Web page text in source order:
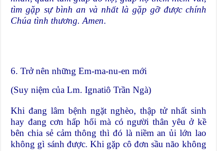
tìm gặp sự bình an và nhất là gặp gỡ được chính
Chúa tình thương. Amen.
6. Trở nên những Em-ma-nu-en mới
(Suy niệm của Lm. Ignatiô Trần Ngà)
Khi đang lâm bệnh ngặt nghèo, thập tử nhất sinh
hay đang cơn hấp hối mà có người thân yêu ở kề
bên chia sẻ cảm thông thì đó là niềm an ủi lớn lao
không gì sánh được. Khi gặp cô đơn sầu não không